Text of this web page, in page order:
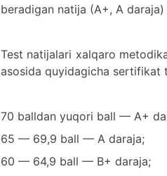
beradigan natija (A+, A
Test natijalari xalqaro
asosida quyidagicha sertifikat
70 balldan yuqori ball — A+
65 — 69,9 ball — A daraja;
60 — 64,9 ball — B+ daraja;